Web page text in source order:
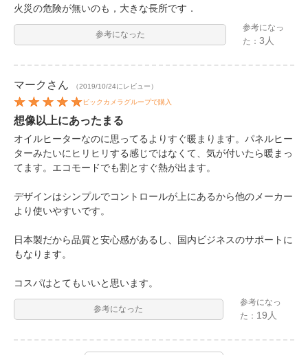
火災の危険が無いのも，大きな長所です．
参考になった
参考になっ
た：3人
マーク さん （2019/10/24にレビュー）
ビックカメラグループで購入
想像以上にあったまる
オイルヒーターなのに思ってるよりすぐ暖まります。パネルヒー
ターみたいにヒリヒリする感じではなくて、気が付いたら暖まっ
てます。エコモードでも割とすぐ熱が出ます。
デザインはシンプルでコントロールが上にあるから他のメーカー
より使いやすいです。
日本製だから品質と安心感があるし、国内ビジネスのサポートに
もなります。
コスパはとてもいいと思います。
参考になった
参考になっ
た： 19人